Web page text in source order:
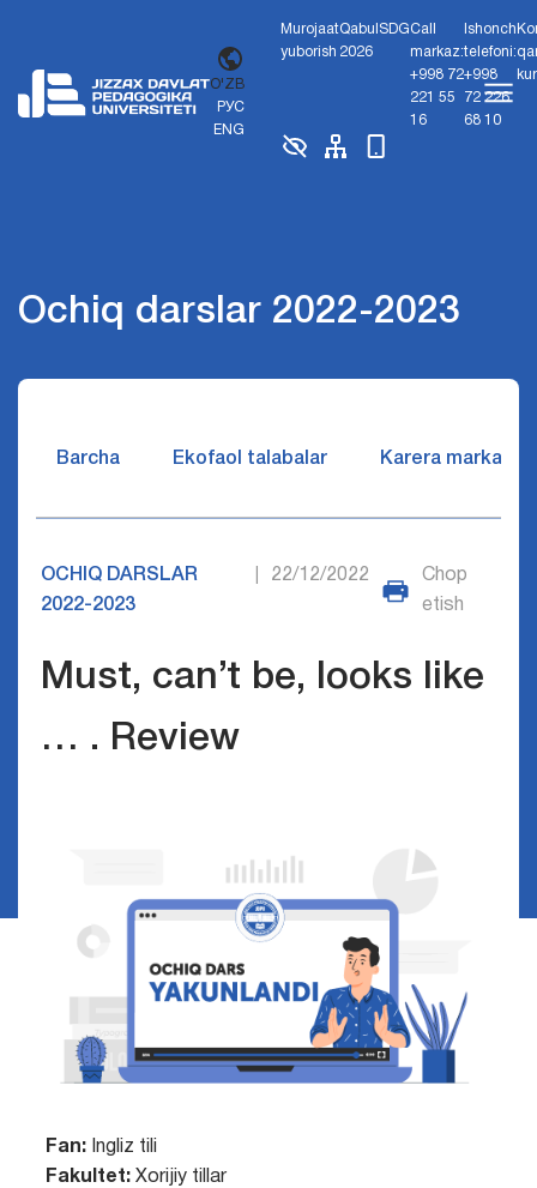
O'ZB
РУС
ENG
Murojaat
yuborish
Qabul
2026
SDGCall
markaz:
+998 72
221 55
16
Ishonch
telefoni:
+998
72 226
68 10
Ochiq darslar 2022-2023
Barcha Ekofaol talabalar Karera markazi
OCHIQ DARSLAR
2022-2023
22/12/2022
Chop
etish
Must, can’t be, looks like
… . Review
Fan:
Ingliz tili
Fakultet:Xorijiy tillar